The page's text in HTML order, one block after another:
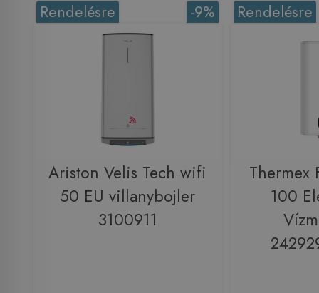
-9%
Rendelésre
Ariston Velis Tech wifi
50 EU villanybojler
3100911
Rendelésre
Thermex
100